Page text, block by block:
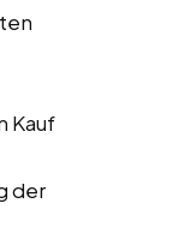
Kauf
der